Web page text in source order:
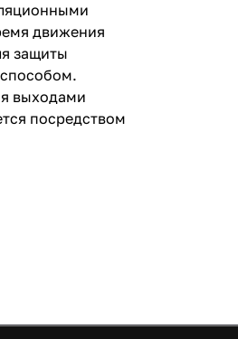
движения
защиты
выходами
посредством